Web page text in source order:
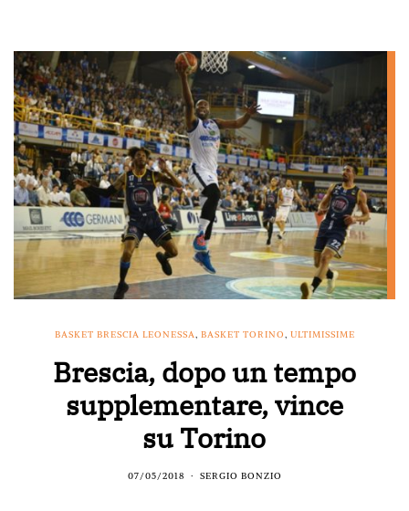
BASKET BRESCIA LEONESSA, BASKET TORINO, ULTIMISSIME
Brescia, dopo un tempo
supplementare, vince
su Torino
07/05/2018 SERGIO BONZIO